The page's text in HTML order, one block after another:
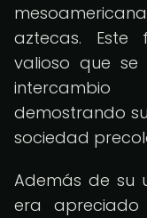
aztecas.
valioso que
demostrando
sociedad
Además de su
era